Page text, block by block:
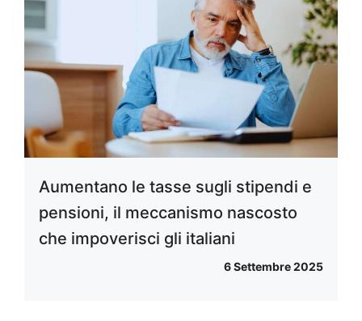
Aumentano le tasse sugli stipendi e
pensioni, il meccanismo nascosto
che impoverisci gli italiani
6 Settembre 2025